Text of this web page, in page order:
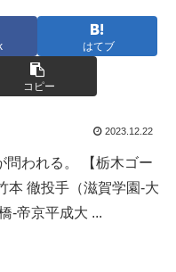
はてブ
コピー
2023.12.22
問われる。 【栃木ゴー
本 徹投手（滋賀学園-大
-帝京平成大 ...